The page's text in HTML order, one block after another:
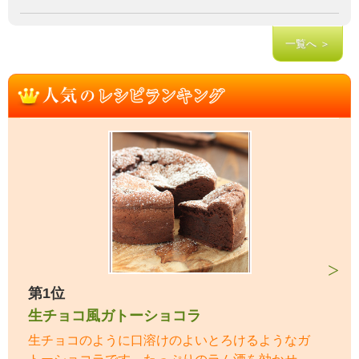
一覧へ ＞
第1位
生チョコ風ガトーショコラ
生チョコのように口溶けのよいとろけるようなガ